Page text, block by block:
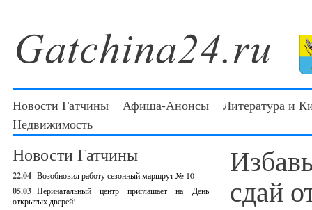
Новости Гатчины Афиша-Анонсы
Литература и
Недвижимость
Новости Гатчины
22.04 Возобновил работу сезонный маршрут № 10
05.03 Перинатальный центр приглашает на День
открытых дверей!
сдай